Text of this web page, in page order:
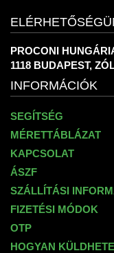
PROCONI
1118 BUDAPEST,
INFORMÁCIÓK
SEGÍTSÉG
MÉRETTÁBLÁZAT
KAPCSOLAT
ÁSZF
SZÁLLÍTÁSI
FIZETÉSI MÓDOK
OTP
HOGYAN